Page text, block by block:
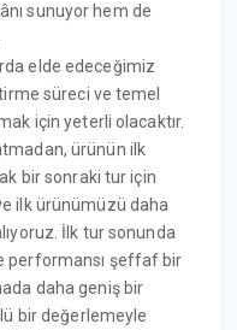
sunuyor hem de
elde edeceğimiz
süreci ve temel
için yeterli olacaktır.
ürünün ilk
bir sonraki tur için
ilk ürünümüzü daha
İlk tur sonunda
performansı şeffaf bir
daha geniş bir
bir değerlemeyle